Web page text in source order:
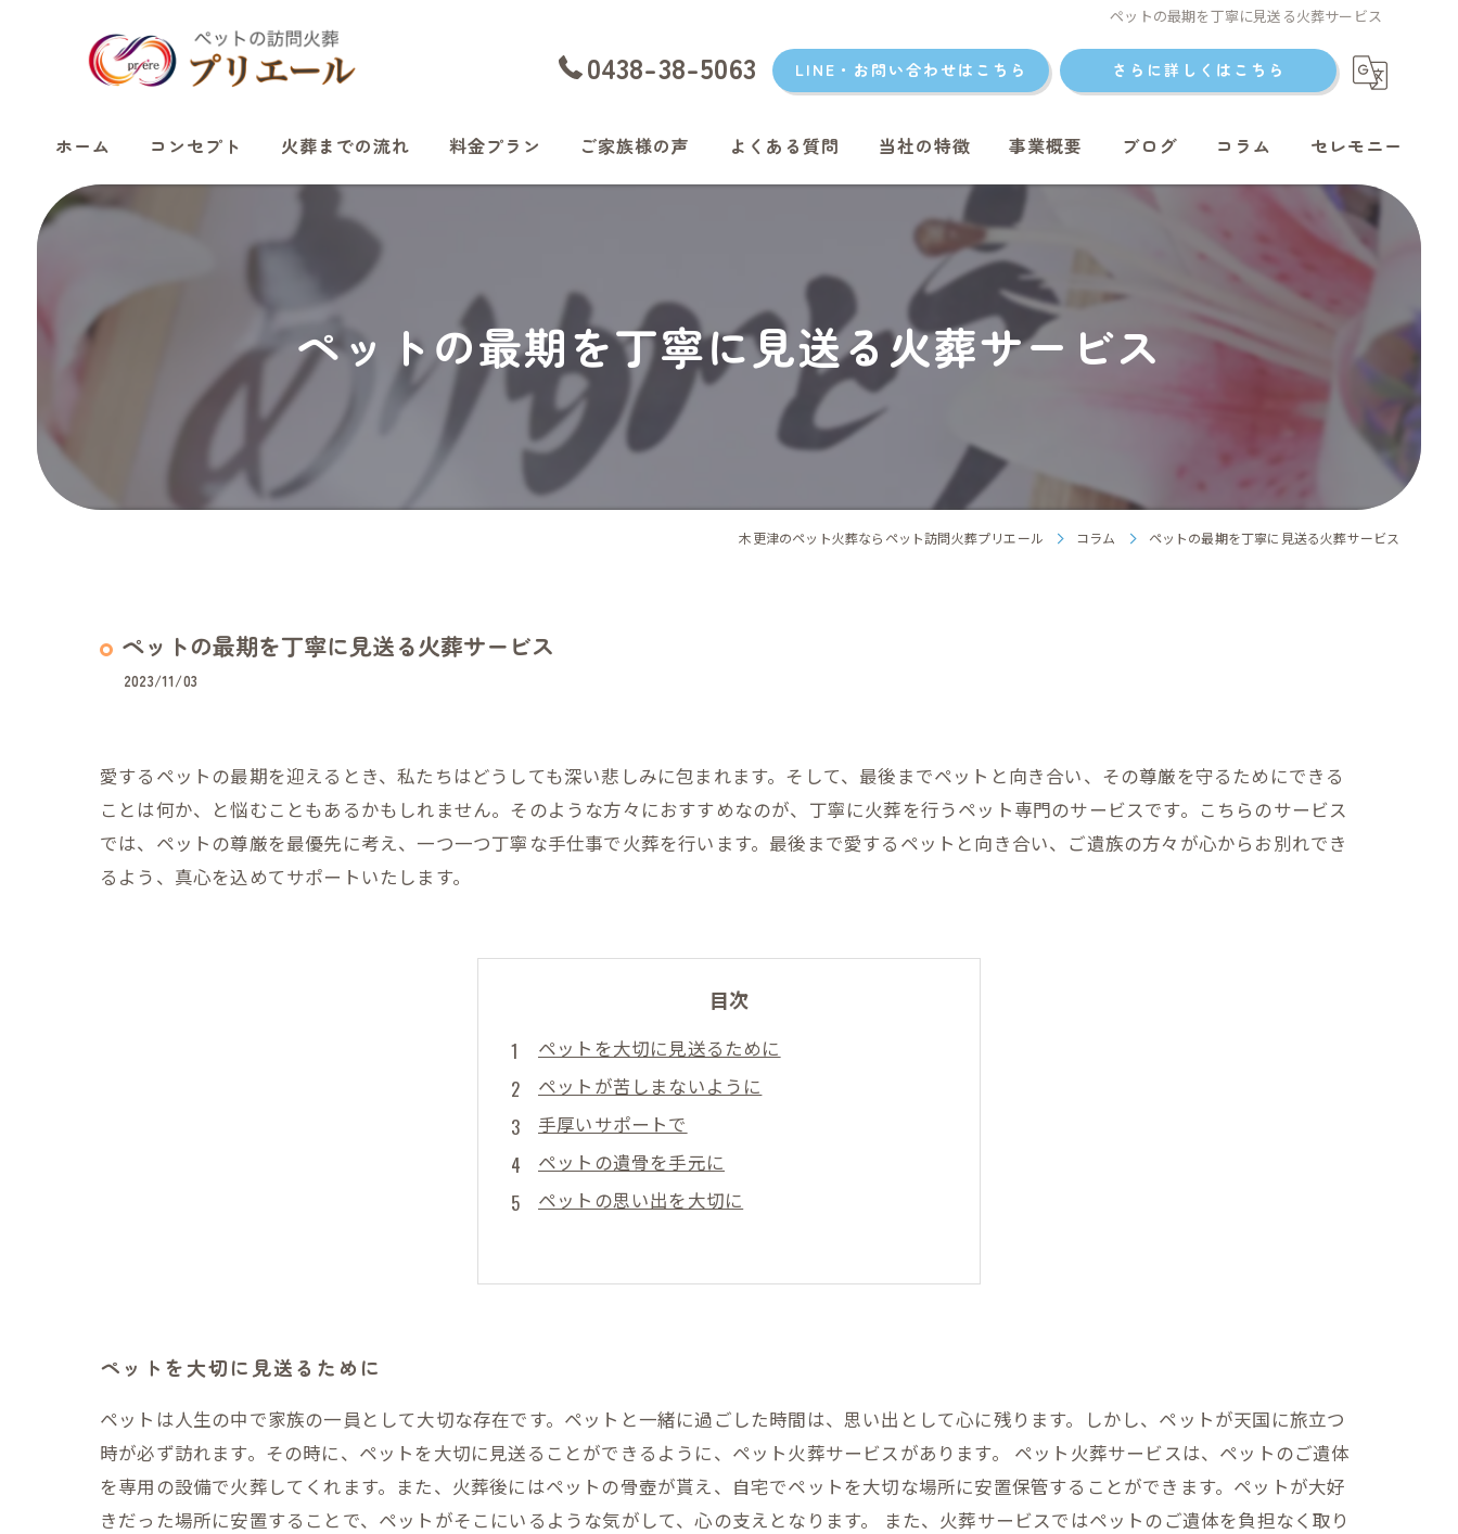
ペットの最期を丁寧に見送る火葬サービス
0438-38-5063 LINE・お問い合わせはこちら さらに詳しくはこちら
ホーム コンセプト 火葬までの流れ 料金プラン ご家族様の声 よくある質問 当社の特徴
君津のペット火葬
富津のペット火葬
袖ケ浦のペット火葬
事業概要 ブログ コラム セレモニー
ペットの最期を丁寧に見送る火葬サービス
木更津のペット火葬ならペット訪問火葬プリエール コラム ペットの最期を丁寧に見送る火葬サービス
ペットの最期を丁寧に見送る火葬サービス
2023/11/03
愛するペットの最期を迎えるとき、私たちはどうしても深い悲しみに包まれます。そして、最後までペットと向き合い、その尊厳を守るためにできる
ことは何か、と悩むこともあるかもしれません。そのような方々におすすめなのが、丁寧に火葬を行うペット専門のサービスです。こちらのサービス
では、ペットの尊厳を最優先に考え、一つ一つ丁寧な手仕事で火葬を行います。最後まで愛するペットと向き合い、ご遺族の方々が心からお別れでき
るよう、真心を込めてサポートいたします。
目次
ペットを大切に見送るために
ペットが苦しまないように
手厚いサポートで
ペットの遺骨を手元に
ペットの思い出を大切に
ペットを大切に見送るために
ペットは人生の中で家族の一員として大切な存在です。ペットと一緒に過ごした時間は、思い出として心に残ります。しかし、ペットが天国に旅立つ
時が必ず訪れます。その時に、ペットを大切に見送ることができるように、ペット火葬サービスがあります。 ペット火葬サービスは、ペットのご遺体
を専用の設備で火葬してくれます。また、火葬後にはペットの骨壺が貰え、自宅でペットを大切な場所に安置保管することができます。ペットが大好
きだった場所に安置することで、ペットがそこにいるような気がして、心の支えとなります。 また、火葬サービスではペットのご遺体を負担なく取り